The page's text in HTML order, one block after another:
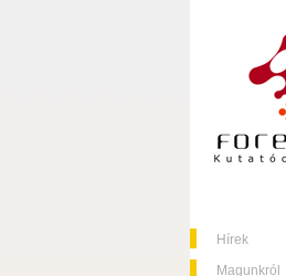
Hírek
Magunkról